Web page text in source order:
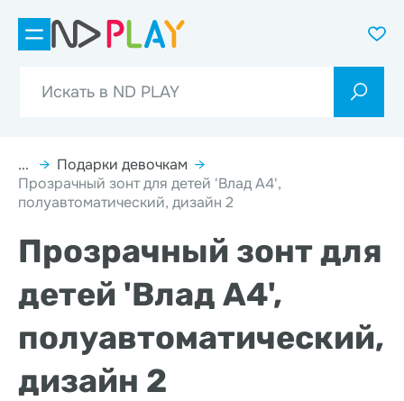
... → Подарки девочкам →
Прозрачный зонт для детей 'Влад А4',
полуавтоматический, дизайн 2
Прозрачный зонт для
детей 'Влад А4',
полуавтоматический,
дизайн 2